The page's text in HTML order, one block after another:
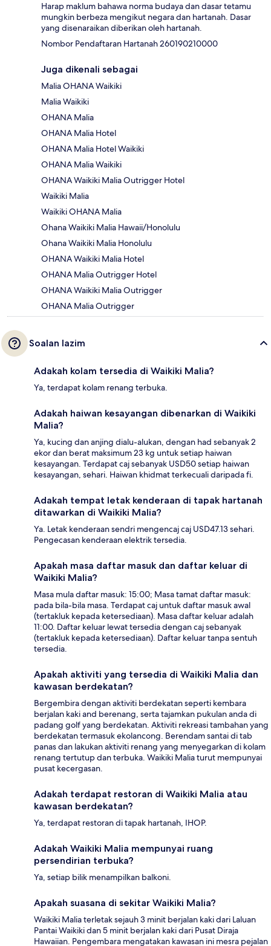
Harap maklum bahawa norma budaya dan dasar tetamu
mungkin berbeza mengikut negara dan hartanah. Dasar
yang disenaraikan diberikan oleh hartanah.
Nombor Pendaftaran Hartanah 260190210000
Juga dikenali sebagai
Malia OHANA Waikiki
Malia Waikiki
OHANA Malia
OHANA Malia Hotel
OHANA Malia Hotel Waikiki
OHANA Malia Waikiki
OHANA Waikiki Malia Outrigger Hotel
Waikiki Malia
Waikiki OHANA Malia
Ohana Waikiki Malia Hawaii/Honolulu
Ohana Waikiki Malia Honolulu
OHANA Waikiki Malia Hotel
OHANA Malia Outrigger Hotel
OHANA Waikiki Malia Outrigger
OHANA Malia Outrigger
Soalan lazim
Adakah kolam tersedia di Waikiki Malia?
Ya, terdapat kolam renang terbuka.
Adakah haiwan kesayangan dibenarkan di Waikiki
Malia?
Ya, kucing dan anjing dialu-alukan, dengan had sebanyak 2
ekor dan berat maksimum 23 kg untuk setiap haiwan
kesayangan. Terdapat caj sebanyak USD50 setiap haiwan
kesayangan, sehari. Haiwan khidmat terkecuali daripada fi.
Adakah tempat letak kenderaan di tapak hartanah
ditawarkan di Waikiki Malia?
Ya. Letak kenderaan sendri mengencaj caj USD47.13 sehari.
Pengecasan kenderaan elektrik tersedia.
Apakah masa daftar masuk dan daftar keluar di
Waikiki Malia?
Masa mula daftar masuk: 15:00; Masa tamat daftar masuk:
pada bila-bila masa. Terdapat caj untuk daftar masuk awal
(tertakluk kepada ketersediaan). Masa daftar keluar adalah
11:00. Daftar keluar lewat tersedia dengan caj sebanyak
(tertakluk kepada ketersediaan). Daftar keluar tanpa sentuh
tersedia.
Apakah aktiviti yang tersedia di Waikiki Malia dan
kawasan berdekatan?
Bergembira dengan aktiviti berdekatan seperti kembara
berjalan kaki and berenang, serta tajamkan pukulan anda di
padang golf yang berdekatan. Aktiviti rekreasi tambahan yang
berdekatan termasuk ekolancong. Berendam santai di tab
panas dan lakukan aktiviti renang yang menyegarkan di kolam
renang tertutup dan terbuka. Waikiki Malia turut mempunyai
pusat kecergasan.
Adakah terdapat restoran di Waikiki Malia atau
kawasan berdekatan?
Ya, terdapat restoran di tapak hartanah, IHOP.
Adakah Waikiki Malia mempunyai ruang
persendirian terbuka?
Ya, setiap bilik menampilkan balkoni.
Apakah suasana di sekitar Waikiki Malia?
Waikiki Malia terletak sejauh 3 minit berjalan kaki dari Laluan
Pantai Waikiki dan 5 minit berjalan kaki dari Pusat Diraja
Hawaiian. Pengembara mengatakan kawasan ini mesra pejalan